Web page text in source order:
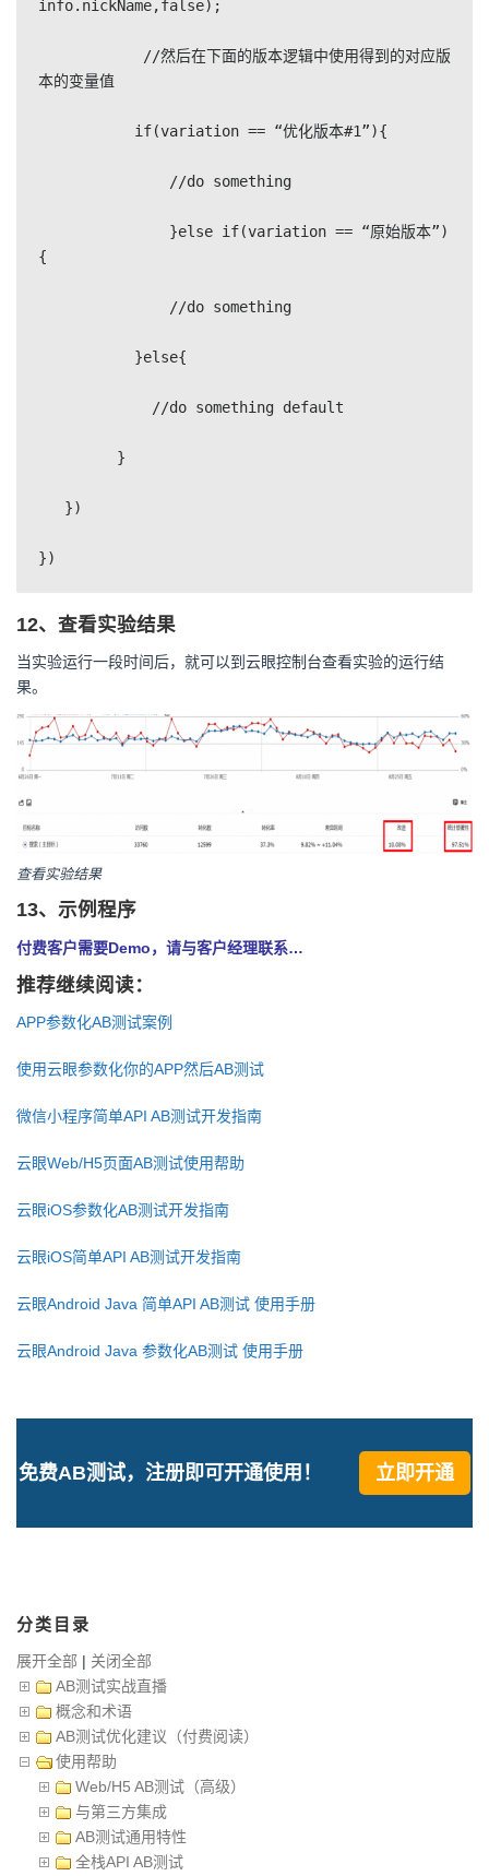
info.nickName,false);
//然后在下面的版本逻辑中使用得到的对应版
本的变量值
if(variation == “优化版本#1”){
//do something
}else if(variation == “原始版本”)
{
//do something
}else{
//do something default
}
})
})
12、查看实验结果
当实验运行一段时间后，就可以到云眼控制台查看实验的运行结
果。
查看实验结果
13、示例程序
付费客户需要Demo，请与客户经理联系…
推荐继续阅读：
APP参数化AB测试案例
使用云眼参数化你的APP然后AB测试
微信小程序简单API AB测试开发指南
云眼Web/H5页面AB测试使用帮助
云眼iOS参数化AB测试开发指南
云眼iOS简单API AB测试开发指南
云眼Android Java 简单API AB测试 使用手册
云眼Android Java 参数化AB测试 使用手册
免费AB测试，注册即可开通使用！ 立即开通
分类目录
展开全部 | 关闭全部
AB测试实战直播
概念和术语
AB测试优化建议（付费阅读）
使用帮助
Web/H5 AB测试（高级）
与第三方集成
AB测试通用特性
全栈API AB测试